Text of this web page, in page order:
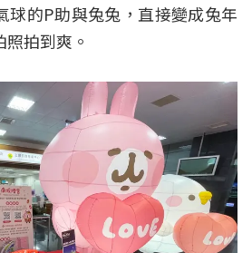
球的P助與兔兔，直接變成兔年
拍到爽。